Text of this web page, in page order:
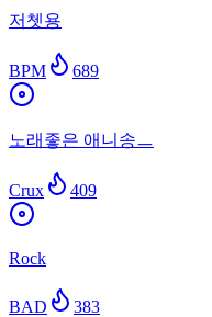
저쳇용
BPM 689
노래좋은 애니송ㅡ
Crux 409
Rock
BAD 383